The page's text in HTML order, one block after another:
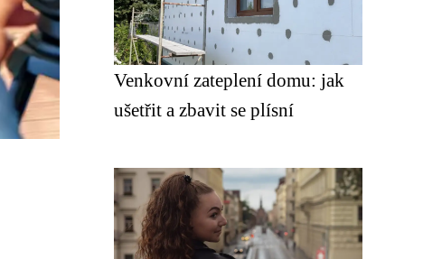
Venkovní zateplení domu: jak
ušetřit a zbavit se plísní